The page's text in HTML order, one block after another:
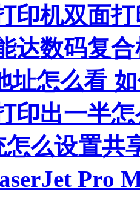
印机双面
达数码复
址怎么看
印出一半
么设置共
Pro